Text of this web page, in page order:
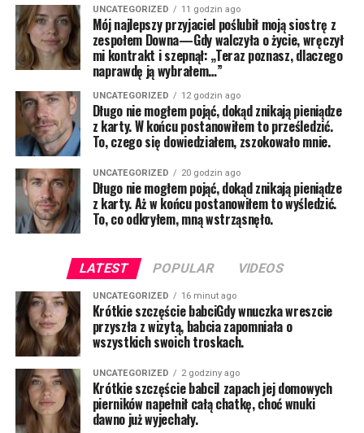
UNCATEGORIZED 11 godzin ago
Mój najlepszy przyjaciel poślubił moją siostrę z
zespołem Downa—Gdy walczyła o życie, wręczył
mi kontrakt i szepnął: „Teraz poznasz, dlaczego
naprawdę ją wybrałem…”
UNCATEGORIZED 12 godzin ago
Długo nie mogłem pojąć, dokąd znikają pieniądze
z karty. W końcu postanowiłem to prześledzić.
To, czego się dowiedziałem, zszokowało mnie.
UNCATEGORIZED 20 godzin ago
Długo nie mogłem pojąć, dokąd znikają pieniądze
z karty. Aż w końcu postanowiłem to wyśledzić.
To, co odkryłem, mną wstrząsnęło.
LATEST POPULAR VIDEOS
UNCATEGORIZED 16 minut ago
Krótkie szczęście babciGdy wnuczka wreszcie
przyszła z wizytą, babcia zapomniała o
wszystkich swoich troskach.
UNCATEGORIZED 2 godziny ago
Krótkie szczęście babciI zapach jej domowych
pierników napełnił całą chatkę, choć wnuki
dawno już wyjechały.